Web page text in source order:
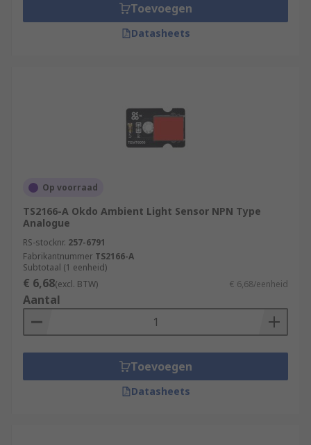
Toevoegen
Datasheets
Op voorraad
TS2166-A Okdo Ambient Light Sensor NPN Type
Analogue
RS-stocknr. 257-6791
Fabrikantnummer TS2166-A
Subtotaal (1 eenheid)
€ 6,68(excl. BTW) € 6,68/eenheid
Aantal
Toevoegen
Datasheets